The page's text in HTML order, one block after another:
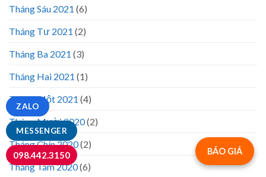
Tháng Sáu 2021 (6)
Tháng Tư 2021 (2)
Tháng Ba 2021 (3)
Tháng Hai 2021 (1)
Tháng Một 2021 (4)
Tháng Mười 2020(2)
Tháng Chín 2020(2)
Tháng Tám 2020(6)
BÁO GIÁ
MESSENGER
ZALO
098.442.3150